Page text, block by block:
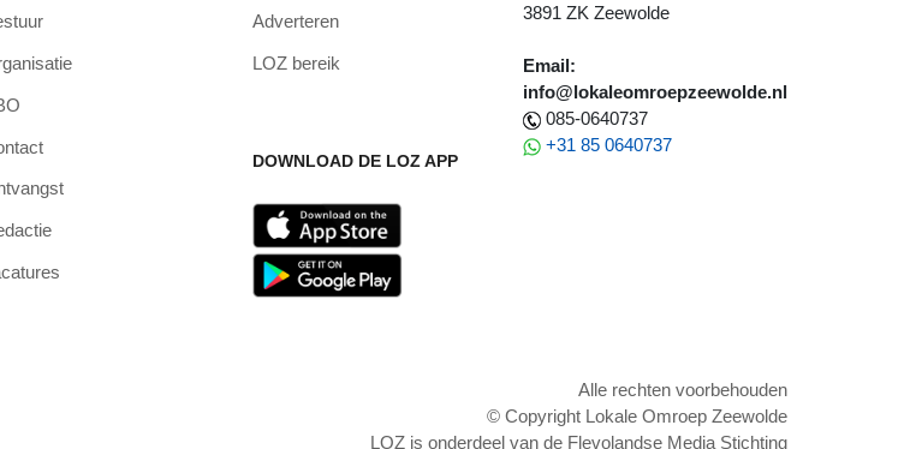
Adverteren
LOZ bereik
DOWNLOAD DE LOZ APP
3891 ZK Zeewolde
Email:
info@lokaleomroepzeewolde.nl
085-0640737
+31 85 0640737
Alle rechten voorbehouden
© Copyright Lokale Omroep Zeewolde
LOZ is onderdeel van de Flevolandse Media Stichting